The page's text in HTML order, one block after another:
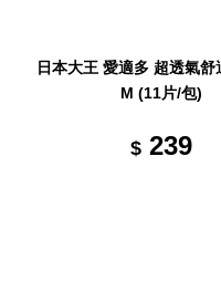
日本大王 愛適多 超透氣舒
M (11片/包)
$ 239